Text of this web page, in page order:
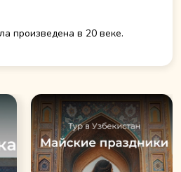
произведена в 20 веке.